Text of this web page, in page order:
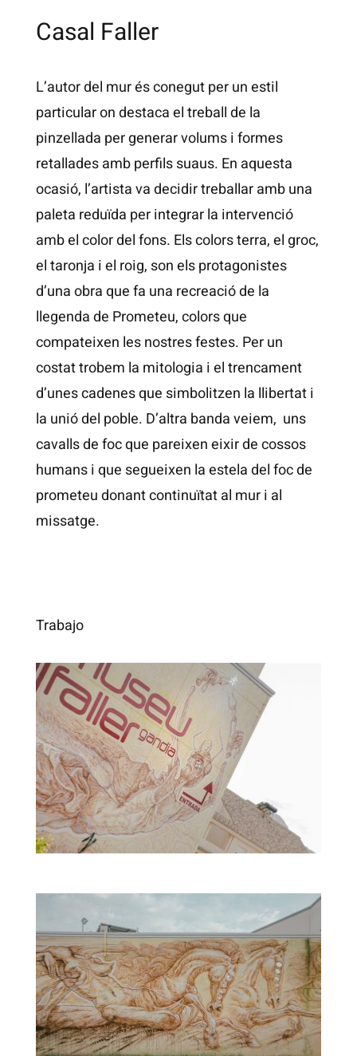
Casal Faller
L’autor del mur és conegut per un estil
particular on destaca el treball de la
pinzellada per generar volums i formes
retallades amb perfils suaus. En aquesta
ocasió, l’artista va decidir treballar amb una
paleta reduïda per integrar la intervenció
amb el color del fons. Els colors terra, el groc,
el taronja i el roig, son els protagonistes
d’una obra que fa una recreació de la
llegenda de Prometeu, colors que
compateixen les nostres festes. Per un
costat trobem la mitologia i el trencament
d’unes cadenes que simbolitzen la llibertat i
la unió del poble. D’altra banda veiem, uns
cavalls de foc que pareixen eixir de cossos
humans i que segueixen la estela del foc de
prometeu donant continuïtat al mur i al
missatge.
Trabajo